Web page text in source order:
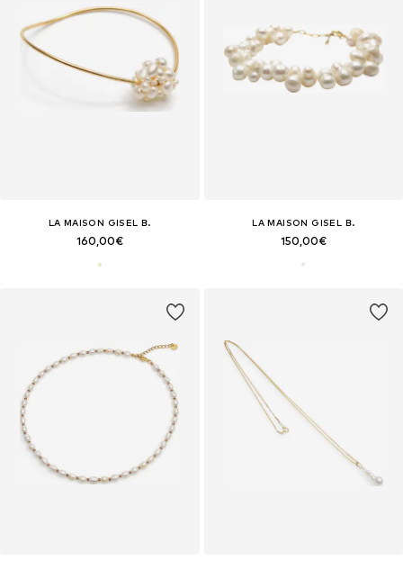
LA MAISON GISEL B.
160,00€
LA MAISON GISEL B.
150,00€